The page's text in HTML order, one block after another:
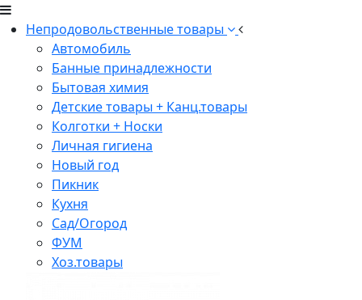
Непродовольственные товары
Автомобиль
Банные принадлежности
Бытовая химия
Детские товары + Канц.товары
Колготки + Носки
Личная гигиена
Новый год
Пикник
Кухня
Сад/Огород
ФУМ
Хоз.товары